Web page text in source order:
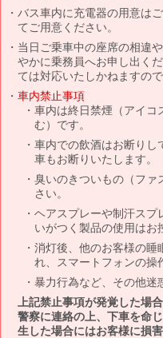
バス車内に充電器の用意は
てご用意ください。
当日ご乗車中の座席の相違
やかに乗務員へお申し出く
ては対応いたしかねますの
車内禁止事項
車内は終日禁煙（アイコ
む）です。
車内での飲酒はお断りし
車もお断りいたします。
臭いのきついもの（ファ
さい。
ヘアスプレーや制汗スプ
いがつく製品の使用はお
消灯後、他のお客様の睡
れ、スマートフォンの操
暴力行為など、その他迷
上記禁止事項が発覚した場
警察に連絡の上、下車を命
生した場合にはお客様に損